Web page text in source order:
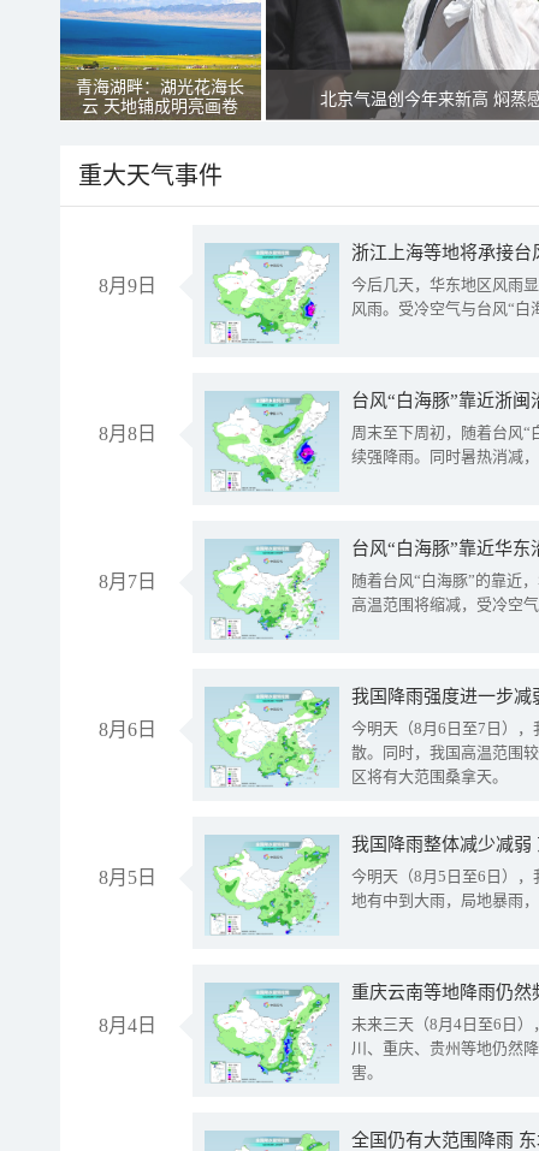
青海湖畔：湖光花海长
云 天地铺成明亮画卷
北京气温创今年来新高 焖蒸
重大天气事件
8月9日
浙江上海等地将承接台
今后几天，华东地区风雨
风雨。受冷空气与台风“白
8月8日
台风“白海豚”靠近浙
周末至下周初，随着台风“
续强降雨。同时暑热消减
8月7日
台风“白海豚”靠近华
随着台风“白海豚”的靠近
高温范围将缩减，受冷空
8月6日
今明天（8月6日至7日）
散。同时，我国高温范围
区将有大范围桑拿天。
8月5日
我国降雨整体减少减弱
今明天（8月5日至6日）
地有中到大雨，局地暴雨
8月4日
重庆云南等地降雨仍然
未来三天（8月4日至6日
川、重庆、贵州等地仍然
害。
全国仍有大范围降雨